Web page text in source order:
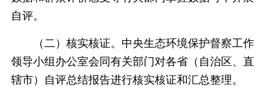
自评。
（二）核实核证。中央生态环境保护督察工作
领导小组办公室会同有关部门对各省（自治区、直
辖市）自评总结报告进行核实核证和汇总整理。